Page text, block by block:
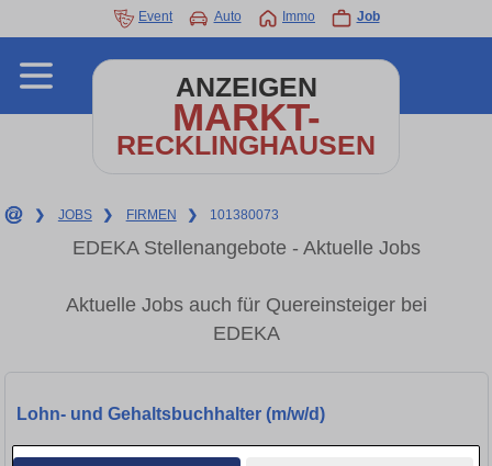
Event Auto Immo Job
ANZEIGEN
MARKT-
RECKLINGHAUSEN
❯ JOBS ❯ FIRMEN ❯ 101380073
EDEKA Stellenangebote - Aktuelle Jobs
Aktuelle Jobs auch für Quereinsteiger bei
EDEKA
Lohn- und Gehaltsbuchhalter (m/w/d)
Dortmund, 44135